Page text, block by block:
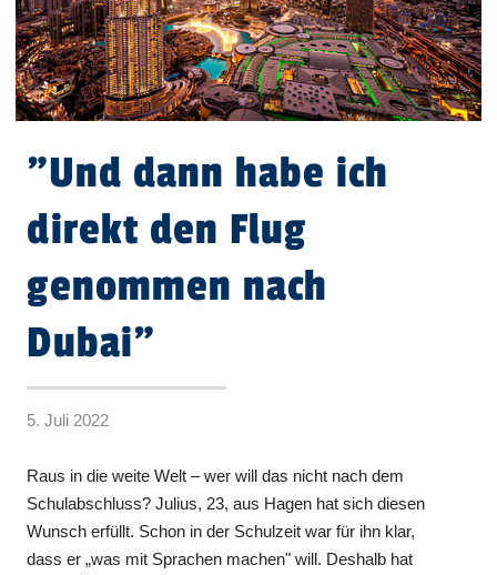
"Und dann habe ich
direkt den Flug
genommen nach
Dubai"
5. Juli 2022
Raus in die weite Welt – wer will das nicht nach dem
Schulabschluss? Julius, 23, aus Hagen hat sich diesen
Wunsch erfüllt. Schon in der Schulzeit war für ihn klar,
dass er „was mit Sprachen machen" will. Deshalb hat